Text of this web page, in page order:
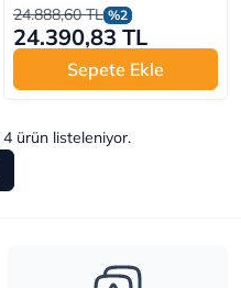
24.888,60 TL %2
24.390,83 TL
Sepete Ekle
4ürün listeleniyor.